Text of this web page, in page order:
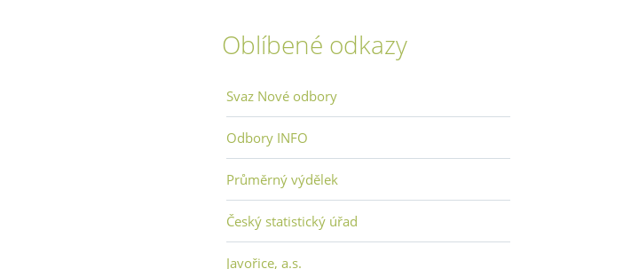
Oblíbené odkazy
Svaz Nové odbory
Odbory INFO
Průměrný výdělek
Český statistický úřad
Javořice, a.s.